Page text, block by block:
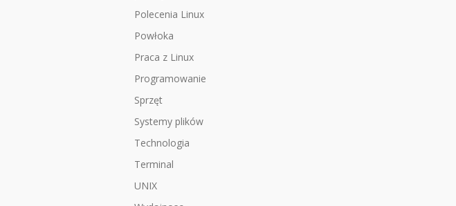
Polecenia Linux
Powłoka
Praca z Linux
Programowanie
Sprzęt
Systemy plików
Technologia
Terminal
UNIX